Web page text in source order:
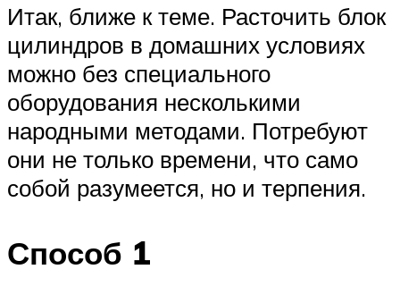
Итак, ближе к теме. Расточить блок
цилиндров в домашних условиях
можно без специального
оборудования несколькими
народными методами. Потребуют
они не только времени, что само
собой разумеется, но и терпения.
Способ 1